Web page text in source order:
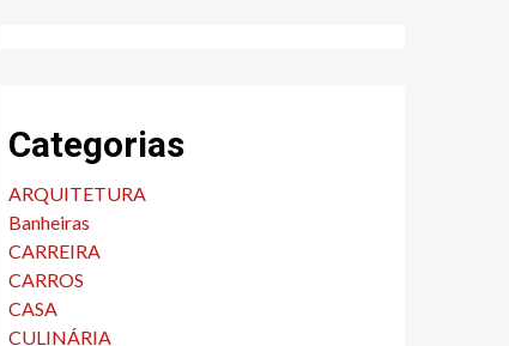
Categorias
ARQUITETURA
Banheiras
CARREIRA
CARROS
CASA
CULINÁRIA